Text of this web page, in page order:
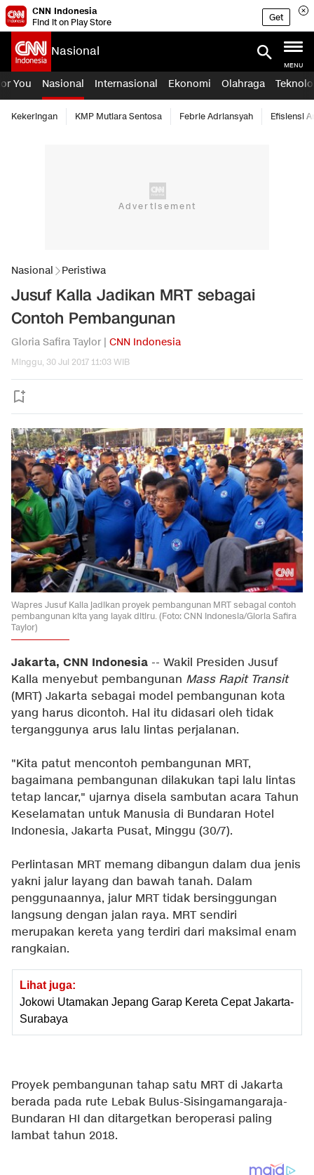
CNN Indonesia
Find it on Play Store
Get
Nasional
MENU
You Nasional Internasional Ekonomi Olahraga
Kekeringan KMP Mutiara Sentosa Febrie Adriansyah Efisiensi
Nasional Peristiwa
Jusuf Kalla Jadikan MRT sebagai
Contoh Pembangunan
Gloria Safira Taylor | CNN Indonesia
Minggu, 30 Jul 2017 11:03 WIB
Wapres Jusuf Kalla jadikan proyek pembangunan MRT sebagai contoh
pembangunan kita yang layak ditiru. (Foto: CNN Indonesia/Gloria Safira
Taylor)
Jakarta, CNN Indonesia -- Wakil Presiden Jusuf
Kalla menyebut pembangunan Mass Rapit Transit
(MRT) Jakarta sebagai model pembangunan kota
yang harus dicontoh. Hal itu didasari oleh tidak
terganggunya arus lalu lintas perjalanan.
"Kita patut mencontoh pembangunan MRT,
bagaimana pembangunan dilakukan tapi lalu lintas
tetap lancar," ujarnya disela sambutan acara Tahun
Keselamatan untuk Manusia di Bundaran Hotel
Indonesia, Jakarta Pusat, Minggu (30/7).
Perlintasan MRT memang dibangun dalam dua jenis
yakni jalur layang dan bawah tanah. Dalam
penggunaannya, jalur MRT tidak bersinggungan
langsung dengan jalan raya. MRT sendiri
merupakan kereta yang terdiri dari maksimal enam
rangkaian.
Lihat juga:
Jokowi Utamakan Jepang Garap Kereta Cepat Jakarta-
Surabaya
Proyek pembangunan tahap satu MRT di Jakarta
berada pada rute Lebak Bulus-Sisingamangaraja-
Bundaran HI dan ditargetkan beroperasi paling
lambat tahun 2018.